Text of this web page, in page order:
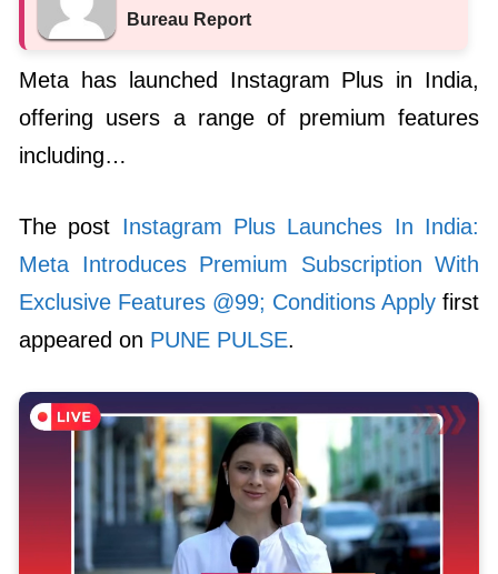
Bureau Report
Meta has launched Instagram Plus in India,
offering users a range of premium features
including…
The post Instagram Plus Launches In India:
Meta Introduces Premium Subscription With
Exclusive Features @99; Conditions Apply first
appeared on PUNE PULSE.